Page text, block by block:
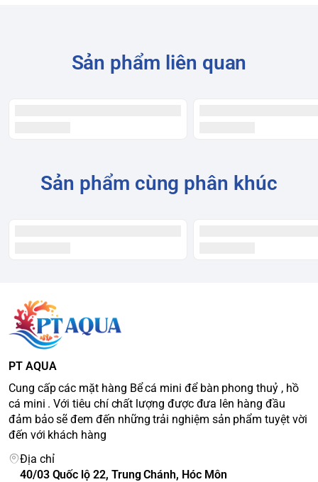
+ HỒ KIẾNG VÀ PHỤ KIỆN
- Hồ kiếng kích thước : Dài 30cm rộng 15cm Cao 18cm (
+ COMBO : Gồm Hồ Kiếng , Lọc Thác , Đèn Led , sỏi nền và
Sản phẩm liên quan
Sản phẩm cùng phân khúc
PT AQUA
Cung cấp các mặt hàng Bể cá mini để bàn phong thuỷ , hồ
cá mini . Với tiêu chí chất lượng được đưa lên hàng đầu
đảm bảo sẽ đem đến những trải nghiệm sản phẩm tuyệt vời
đến với khách hàng
Địa chỉ
40/03 Quốc lộ 22, Trung Chánh, Hóc Môn